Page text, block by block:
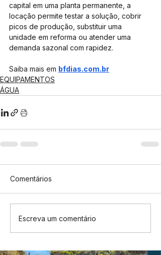
capital em uma planta permanente, a
locação permite testar a solução, cobrir
picos de produção, substituir uma
unidade em reforma ou atender uma
demanda sazonal com rapidez.
Saiba mais em bfdias.com.br
EQUIPAMENTOS
ÁGUA
Comentários
Escreva um comentário